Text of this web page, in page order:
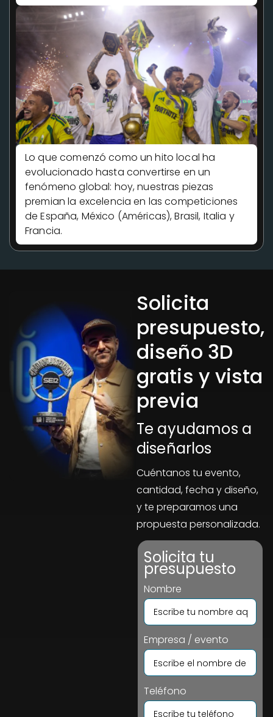
Lo que comenzó como un hito local ha
evolucionado hasta convertirse en un
fenómeno global: hoy, nuestras piezas
premian la excelencia en las competiciones
de España, México (Américas), Brasil, Italia y
Francia.
Solicita
presupuesto,
diseño 3D
gratis y vista
previa
Te ayudamos a
diseñarlos
Cuéntanos tu evento,
cantidad, fecha y diseño,
y te preparamos una
propuesta personalizada.
Solicita tu
presupuesto
Nombre
Empresa / evento
Teléfono